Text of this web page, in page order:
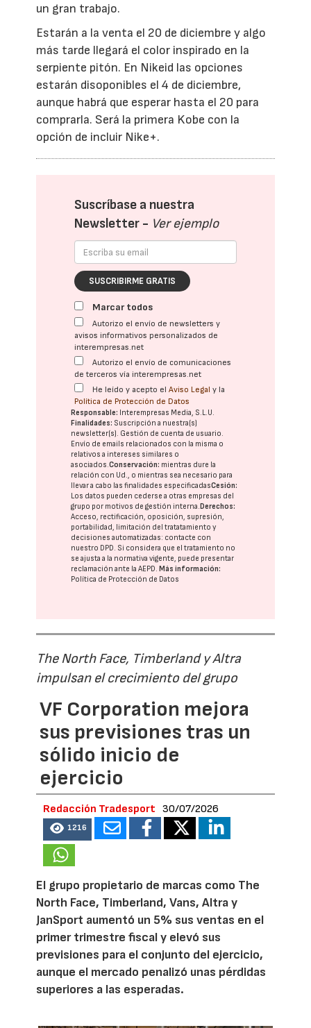
un gran trabajo.
Estarán a la venta el 20 de diciembre y algo
más tarde llegará el color inspirado en la
serpiente pitón. En Nikeid las opciones
estarán disoponibles el 4 de diciembre,
aunque habrá que esperar hasta el 20 para
comprarla. Será la primera Kobe con la
opción de incluir Nike+.
Suscríbase a nuestra
Newsletter - Ver ejemplo
SUSCRIBIRME GRATIS
Marcar todos
Autorizo el envío de newsletters y
avisos informativos personalizados de
interempresas.net
Autorizo el envío de comunicaciones
de terceros vía interempresas.net
He leído y acepto elAviso Legal y la
Política de Protección de Datos
Responsable: Interempresas Media, S.L.U.
Finalidades: Suscripción a nuestra(s)
newsletter(s). Gestión de cuenta de usuario.
Envío de emails relacionados con la misma o
relativos a intereses similares o
asociados.Conservación: mientras dure la
relación con Ud., o mientras sea necesario para
llevar a cabo las finalidades especificadasCesión:
Los datos pueden cederse a otras empresas del
grupo por motivos de gestión interna. Derechos:
Acceso, rectificación, oposición, supresión,
portabilidad, limitación del tratatamiento y
decisiones automatizadas: contacte con
nuestro DPD. Si considera que el tratamiento no
se ajusta a la normativa vigente, puede presentar
reclamación ante laAEPD. Más información:
Política de Protección de Datos
The North Face, Timberland y Altra
impulsan el crecimiento del grupo
VF Corporation mejora
sus previsiones tras un
sólido inicio de
ejercicio
Redacción Tradesport 30/07/2026
1216
El grupo propietario de marcas como The
North Face, Timberland, Vans, Altra y
JanSport aumentó un 5% sus ventas en el
primer trimestre fiscal y elevó sus
previsiones para el conjunto del ejercicio,
aunque el mercado penalizó unas pérdidas
superiores a las esperadas.